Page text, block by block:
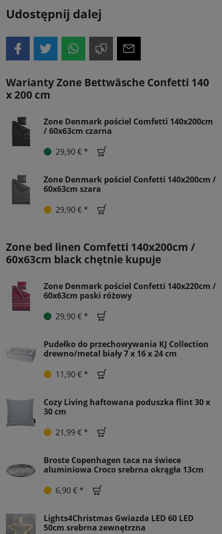
Udostępnij dalej
Warianty Zone Bettwäsche Confetti 140
x 200 cm
Zone Denmark pościel Comfetti 140x200cm
/ 60x63cm czarna
29,90 € *
Zone Denmark pościel Confetti 140x200cm /
60x63cm szara
29,90 € *
Zone bed linen Comfetti 140x200cm /
60x63cm black chętnie kupuje
Zone Denmark pościel Confetti 140x220cm /
60x63cm paski różowy
29,90 € *
Pudełko do przechowywania KJ Collection
drewno/metal biały 7 x 16 x 24 cm
11,90 € *
Cozy Living haftowana poduszka flint 30 x
30 cm
21,99 € *
Broste Copenhagen taca na świece
aluminiowa Croco srebrna okrągła 13cm
6,90 € *
Lights4Christmas Gwiazda LED 60 LED
50cm srebrna zewnętrzna